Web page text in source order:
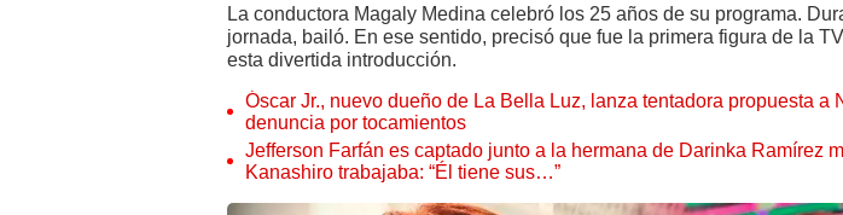
La conductora Magaly Medina celebró los 25 años de su programa.
jornada, bailó. En ese sentido, precisó que fue la primera figura de la
esta divertida introducción.
Óscar Jr., nuevo dueño de La Bella Luz, lanza tentadora propuesta a
denuncia por tocamientos
Jefferson Farfán es captado junto a la hermana de Darinka Ramírez
Kanashiro trabajaba: “Él tiene sus…”